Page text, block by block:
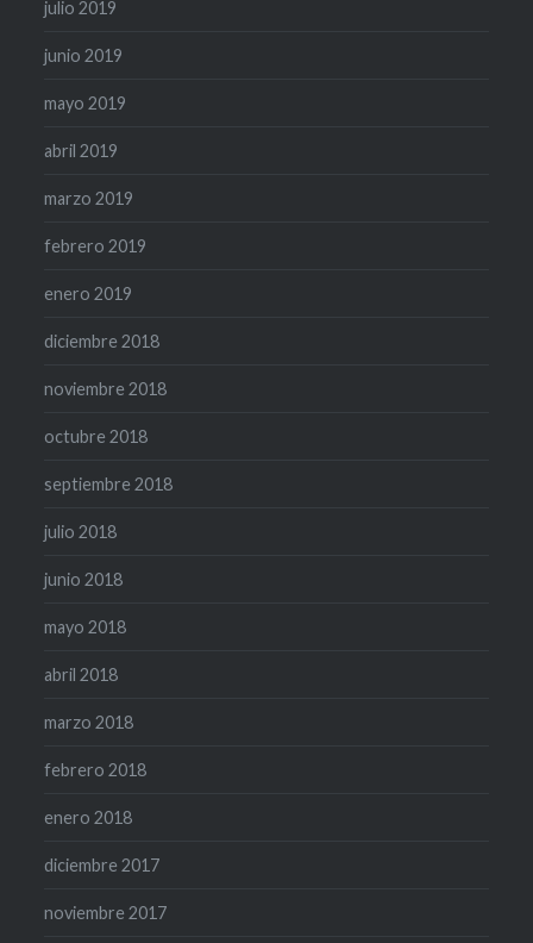
julio 2019
junio 2019
mayo 2019
abril 2019
marzo 2019
febrero 2019
enero 2019
diciembre 2018
noviembre 2018
octubre 2018
septiembre 2018
julio 2018
junio 2018
mayo 2018
abril 2018
marzo 2018
febrero 2018
enero 2018
diciembre 2017
noviembre 2017